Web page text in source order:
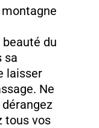
beauté du
sa
laisser
Ne
tous vos